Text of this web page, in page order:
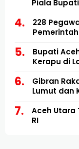
Piala
228
Bupati
Kerapu di
Gibran
Lumut dan
Aceh Utara
RI